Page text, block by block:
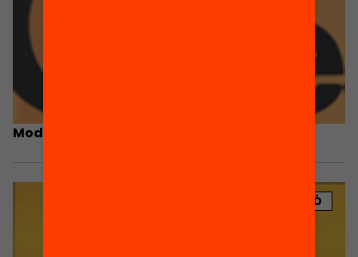
Models i reformes de l’Estat del Benestar
PUBLICACIÓ